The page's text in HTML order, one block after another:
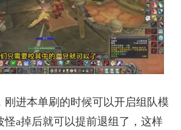
刚进本单刷的时候可以开启组队模
怪a掉后就可以提前退组了，这样